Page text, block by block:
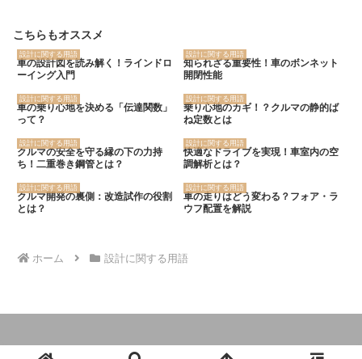
こちらもオススメ
設計に関する用語
車の設計図を読み解く！ラインドロ
ーイング入門
設計に関する用語
知られざる重要性！車のボンネット
開閉性能
設計に関する用語
車の乗り心地を決める「伝達関数」
って？
設計に関する用語
乗り心地のカギ！？クルマの静的ば
ね定数とは
設計に関する用語
クルマの安全を守る縁の下の力持
ち！二重巻き鋼管とは？
設計に関する用語
快適なドライブを実現！車室内の空
調解析とは？
設計に関する用語
クルマ開発の裏側：改造試作の役割
とは？
設計に関する用語
車の走りはどう変わる？フォア・ラ
ウフ配置を解説
ホーム 設計に関する用語